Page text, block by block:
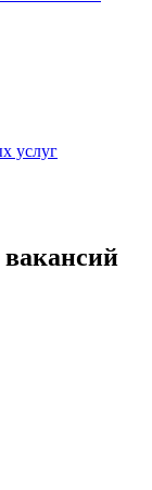
услуг